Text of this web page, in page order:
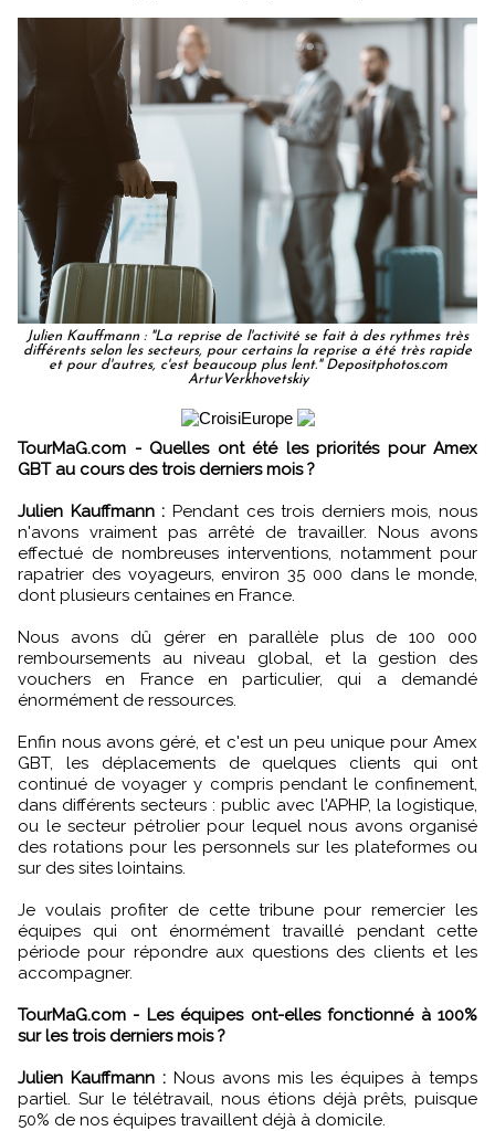
Julien Kauffmann : "La reprise de l'activité se fait à des rythmes très
différents selon les secteurs, pour certains la reprise a été très rapide
et pour d'autres, c'est beaucoup plus lent." Depositphotos.com
ArturVerkhovetskiy
TourMaG.com - Quelles ont été les priorités pour Amex
GBT au cours des trois derniers mois ?
Julien Kauffmann : Pendant ces trois derniers mois, nous
n'avons vraiment pas arrêté de travailler. Nous avons
effectué de nombreuses interventions, notamment pour
rapatrier des voyageurs, environ 35 000 dans le monde,
dont plusieurs centaines en France.
Nous avons dû gérer en parallèle plus de 100 000
remboursements au niveau global, et la gestion des
vouchers en France en particulier, qui a demandé
énormément de ressources.
Enfin nous avons géré, et c'est un peu unique pour Amex
GBT, les déplacements de quelques clients qui ont
continué de voyager y compris pendant le confinement,
dans différents secteurs : public avec l'APHP, la logistique,
ou le secteur pétrolier pour lequel nous avons organisé
des rotations pour les personnels sur les plateformes ou
sur des sites lointains.
Je voulais profiter de cette tribune pour remercier les
équipes qui ont énormément travaillé pendant cette
période pour répondre aux questions des clients et les
accompagner.
TourMaG.com - Les équipes ont-elles fonctionné à 100%
sur les trois derniers mois ?
Julien Kauffmann : Nous avons mis les équipes à temps
partiel. Sur le télétravail, nous étions déjà prêts, puisque
50% de nos équipes travaillent déjà à domicile.